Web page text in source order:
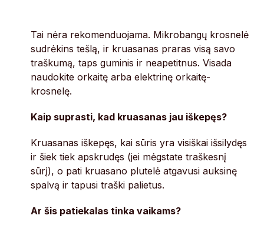
Tai nėra rekomenduojama. Mikrobangų krosnelė
sudrėkins tešlą, ir kruasanas praras visą savo
traškumą, taps guminis ir neapetitnus. Visada
naudokite orkaitę arba elektrinę orkaitę-
krosnelę.
Kaip suprasti, kad kruasanas jau iškepęs?
Kruasanas iškepęs, kai sūris yra visiškai išsilydęs
ir šiek tiek apskrudęs (jei mėgstate traškesnį
sūrį), o pati kruasano plutelė atgavusi auksinę
spalvą ir tapusi traški palietus.
Ar šis patiekalas tinka vaikams?